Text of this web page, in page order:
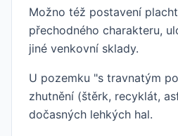
Možno též postavení
přechodného charakteru,
jiné venkovní sklady.
U pozemku "s travnatým
zhutnění (štěrk, recyklát,
dočasných lehkých hal.